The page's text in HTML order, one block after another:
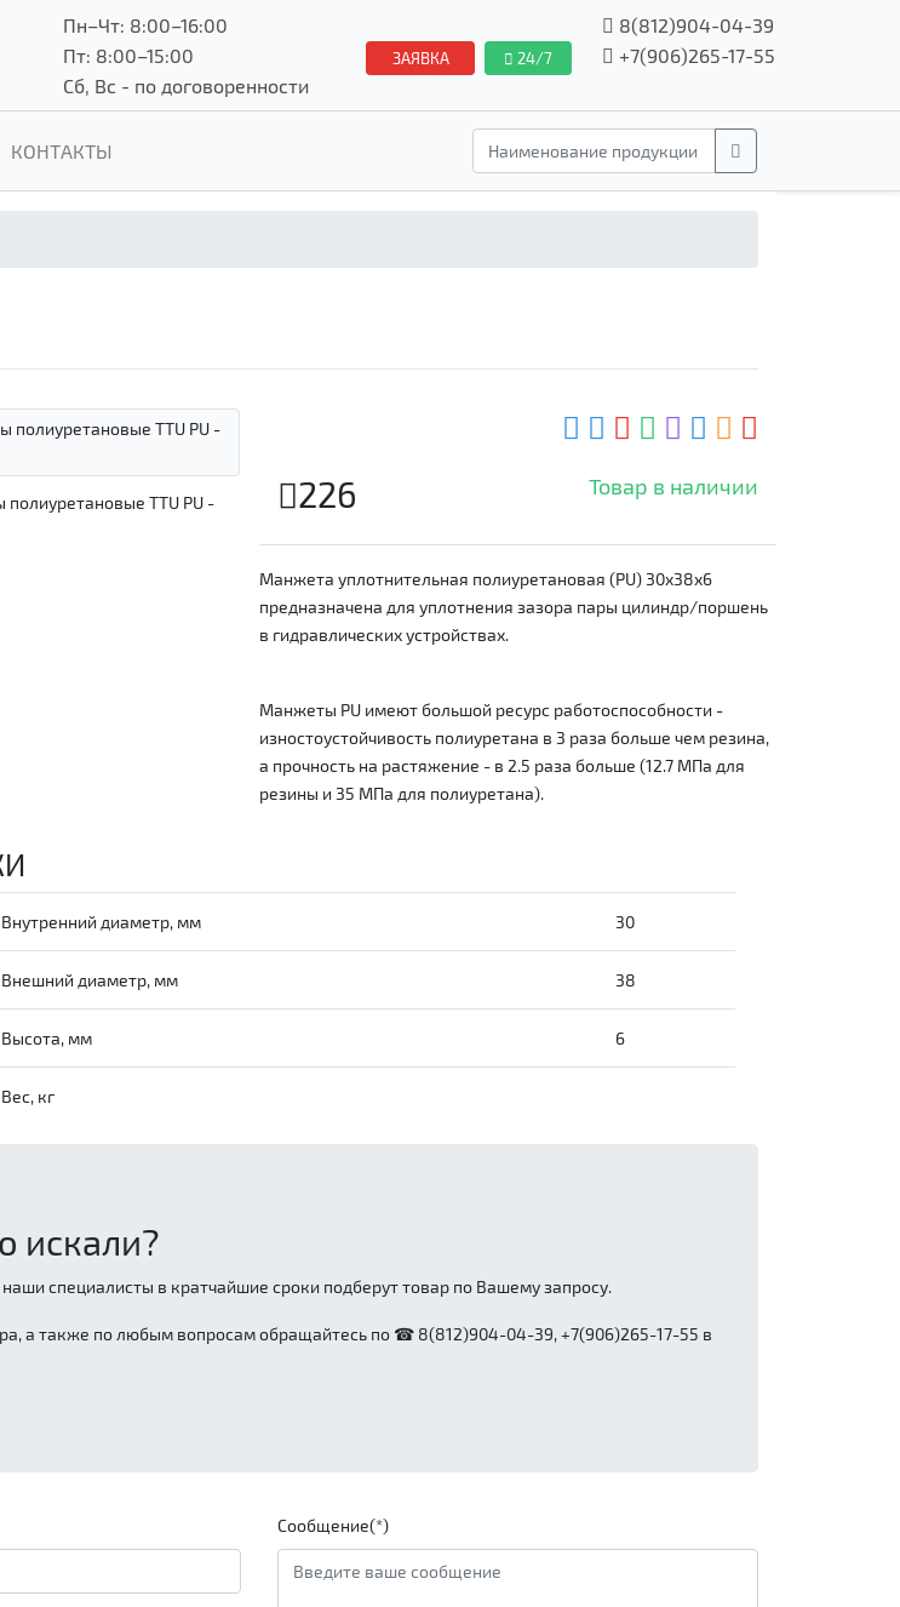
Пн–Чт: 8:00–16:00
Пт: 8:00–15:00
Сб, Вс - по договоренности
ЗАЯВКА 24/7
8(812)904-04-39
+7(906)265-17-55
КОНТАКТЫ
226 Товар в наличии
Манжета уплотнительная полиуретановая (PU) 30x38x6
предназначена для уплотнения зазора пары цилиндр/поршень
в гидравлических устройствах.
Манжеты PU имеют большой ресурс работоспособности -
изностоустойчивость полиуретана в 3 раза больше чем резина,
а прочность на растяжение - в 2.5 раза больше (12.7 МПа для
резины и 35 МПа для полиуретана).
Внутренний диаметр, мм 30
Внешний диаметр, мм 38
Высота, мм 6
Вес, кг
искали?
специалисты в кратчайшие сроки подберут товар по Вашему запросу.
а также по любым вопросам обращайтесь по ☎ 8(812)904-04-39, +7(906)265-17-55 в
Сообщение(*)